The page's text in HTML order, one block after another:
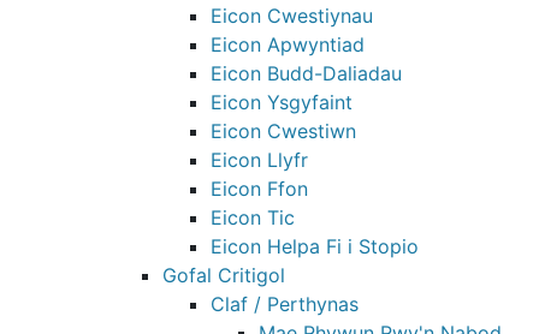
Eicon Cwestiynau
Eicon Apwyntiad
Eicon Budd-Daliadau
Eicon Ysgyfaint
Eicon Cwestiwn
Eicon Llyfr
Eicon Ffon
Eicon Tic
Eicon Helpa Fi i Stopio
Gofal Critigol
Claf / Perthynas